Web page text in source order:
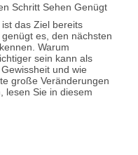
Schritt Sehen Genügt
das Ziel bereits
es, den nächsten
Warum
sein kann als
und wie
große Veränderungen
lesen Sie in diesem